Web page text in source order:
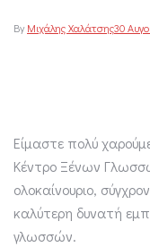
ByΜιχάλης Χαλάτσης30
Είμαστε πολύ
Κέντρο Ξένων
ολοκαίνουριο,
καλύτερη δυνατή
γλωσσών.